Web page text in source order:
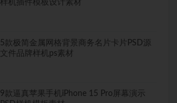
样机插件模板设计素材
5款极简金属网格背景商务名片卡片PSD源
文件品牌样机ps素材
9款逼真苹果手机iPhone 15 Pro屏幕演示